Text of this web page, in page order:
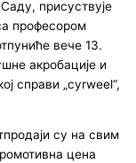
присуствује
професором
вече 13.
акробације и
справи „cyrweel“,
су на свим
цена